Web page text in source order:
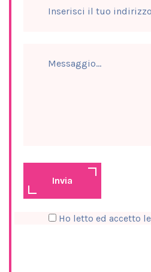
Invia
Ho letto ed accetto